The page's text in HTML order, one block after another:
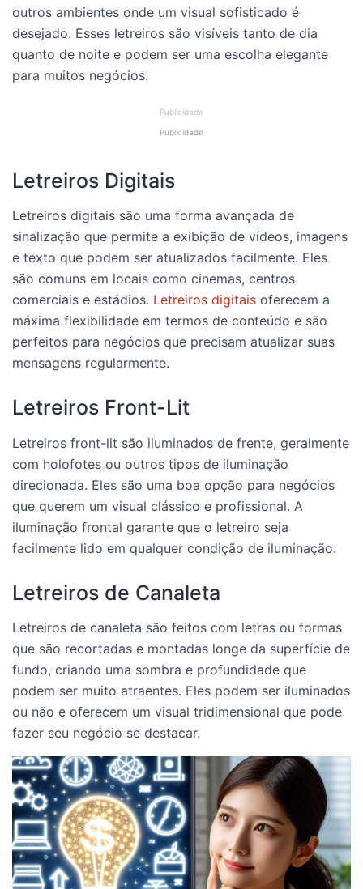
outros ambientes onde um visual sofisticado é
desejado. Esses letreiros são visíveis tanto de dia
quanto de noite e podem ser uma escolha elegante
para muitos negócios.
Letreiros Digitais
Letreiros digitais são uma forma avançada de
sinalização que permite a exibição de vídeos, imagens
e texto que podem ser atualizados facilmente. Eles
são comuns em locais como cinemas, centros
comerciais e estádios. Letreiros digitais oferecem a
máxima flexibilidade em termos de conteúdo e são
perfeitos para negócios que precisam atualizar suas
mensagens regularmente.
Letreiros Front-Lit
Letreiros front-lit são iluminados de frente, geralmente
com holofotes ou outros tipos de iluminação
direcionada. Eles são uma boa opção para negócios
que querem um visual clássico e profissional. A
iluminação frontal garante que o letreiro seja
facilmente lido em qualquer condição de iluminação.
Letreiros de Canaleta
Letreiros de canaleta são feitos com letras ou formas
que são recortadas e montadas longe da superfície de
fundo, criando uma sombra e profundidade que
podem ser muito atraentes. Eles podem ser iluminados
ou não e oferecem um visual tridimensional que pode
fazer seu negócio se destacar.